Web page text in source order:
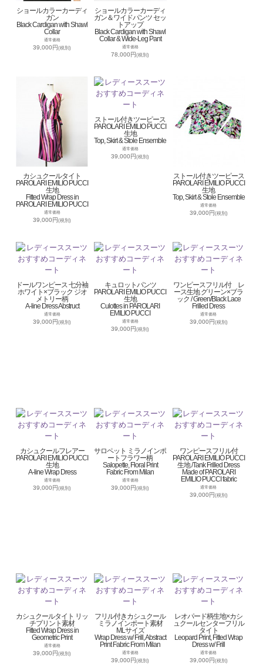
ショールカラーカーディ
ガン
Black Cardigan with Shawl
Collar
通常価格
39,000円(税別)
ショールカラーカーディ
ガン＆ワイドパンツ セッ
トアップ
Black Cardigan with Shawl
Collar & Wide-Leg Pant
通常価格
78,000円(税別)
カシュクールタイト
PAROLARI EMILIO PUCCI
生地
Fitted Wrap Dress in
PAROLARI EMILIO PUCCI
通常価格
39,000円(税別)
ストール付きツーピース
PAROLARI EMILIO PUCCI
生地
Top, Skirt & Stole Ensemble
通常価格
39,000円(税別)
ストール付きツーピース
PAROLARI EMILIO PUCCI
生地
Top, Skirt & Stole Ensemble
通常価格
39,000円(税別)
ドールワンピース 七分袖
ホワイト×ブラック ジオ
メトリー柄
A-line Dress Abstruct
通常価格
39,000円(税別)
キュロットパンツ
PAROLARI EMILIO PUCCI
生地
Culottes in PAROLARI
EMILIO PUCCI
通常価格
39,000円(税別)
ワンピースフリル付 レ
ース生地 グリーン×ブラ
ック / Green/Black Lace
Frilled Dress
通常価格
39,000円(税別)
カシュクールフレアー
PAROLARI EMILIO PUCCI
生地
A-line Wrap Dress
通常価格
39,000円(税別)
サロペット ミラノインポ
ートフラワー柄
Salopette, Floral Print
Fabric From Milan
通常価格
39,000円(税別)
ワンピースフリル付
PAROLARI EMILIO PUCCI
生地 /Tank Frilled Dress
Made of PAROLARI
EMILIO PUCCI fabric
通常価格
39,000円(税別)
カシュクールタイト リッ
チプリント素材
Fitted Wrap Dress in
Geometric Print
通常価格
39,000円(税別)
フリル付きカシュクール
ミラノインポート素材
MLサイズ
Wrap Dress w/ Frill, Abstract
Print Fabric From Milan
通常価格
39,000円(税別)
レオパード柄生地×カシ
ュクールセンターフリル
タイト
Leopard Print, Fitted Wrap
Dress w/ Frill
通常価格
39,000円(税別)